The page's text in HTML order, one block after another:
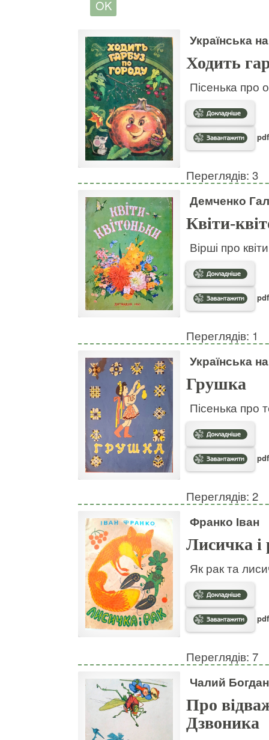
Українська
Ходить
Пісенька про
Переглядів: 3
Демченко
Квіти-
Вірші про
Переглядів: 1
Українська
Грушка
Пісенька про
Переглядів: 2
Франко Іван
Лисичка і
Як рак та
Переглядів: 7
Чалий
Про
Дзвоника